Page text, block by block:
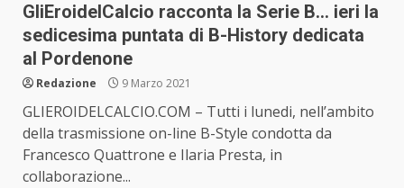
GliEroidelCalcio racconta la Serie B… ieri la
sedicesima puntata di B-History dedicata
al Pordenone
Redazione 9 Marzo 2021
GLIEROIDELCALCIO.COM – Tutti i lunedi, nell’ambito
della trasmissione on-line B-Style condotta da
Francesco Quattrone e Ilaria Presta, in
collaborazione...